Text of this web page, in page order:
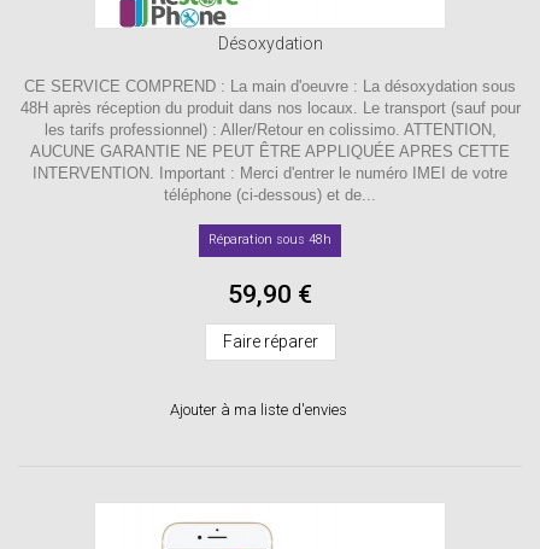
Désoxydation
CE SERVICE COMPREND : La main d'oeuvre : La désoxydation sous
48H après réception du produit dans nos locaux. Le transport (sauf pour
les tarifs professionnel) : Aller/Retour en colissimo. ATTENTION,
AUCUNE GARANTIE NE PEUT ÊTRE APPLIQUÉE APRES CETTE
INTERVENTION. Important : Merci d'entrer le numéro IMEI de votre
téléphone (ci-dessous) et de...
Réparation sous 48h
59,90 €
Faire réparer
Ajouter à ma liste d'envies